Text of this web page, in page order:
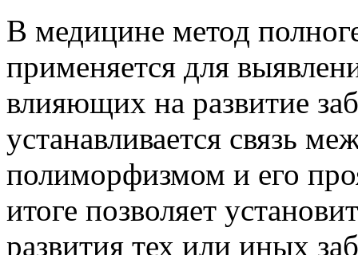
В медицине метод
применяется для
влияющих на развитие
устанавливается связь
полиморфизмом и его
итоге позволяет
развития тех или иных